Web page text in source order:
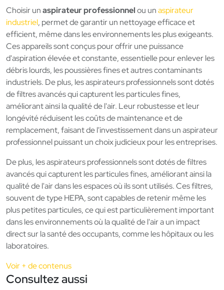
Choisir unaspirateur professionnelou unaspirateur
industriel, permet de garantir un nettoyage efficace et
efficient, même dans les environnements les plus exigeants.
Ces appareils sont conçus pour offrir une puissance
d'aspiration élevée et constante, essentielle pour enlever les
débris lourds, les poussières fines et autres contaminants
industriels. De plus, les aspirateurs professionnels sont dotés
de filtres avancés qui capturent les particules fines,
améliorant ainsi la qualité de l'air. Leur robustesse et leur
longévité réduisent les coûts de maintenance et de
remplacement, faisant de l'investissement dans un aspirateur
professionnel puissant un choix judicieux pour les entreprises.
De plus, les aspirateurs professionnels sont dotés de filtres
avancés qui capturent les particules fines, améliorant ainsi la
qualité de l'air dans les espaces où ils sont utilisés. Ces filtres,
souvent de type HEPA, sont capables de retenir même les
plus petites particules, ce qui est particulièrement important
dans les environnements où la qualité de l'air a un impact
direct sur la santé des occupants, comme les hôpitaux ou les
laboratoires.
Voir + de contenus
Consultez aussi